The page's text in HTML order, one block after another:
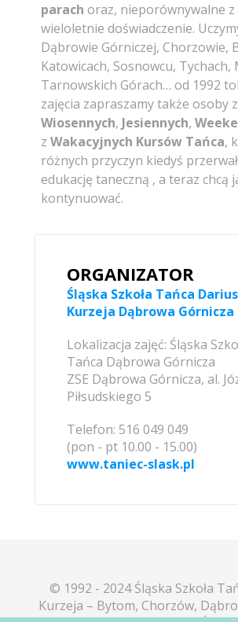
parach oraz, nieporównywalne z
wieloletnie doświadczenie.
Dąbrowie Górniczej, Chorzowie,
Katowicach, Sosnowcu, Tychach,
Tarnowskich Górach… od 1992
zajęcia zapraszamy także osoby z
Wiosennych, Jesiennych,
z Wakacyjnych Kursów Tańca,
różnych przyczyn kiedyś
edukację taneczną , a teraz chcą
kontynuować.
ORGANIZATOR
Śląska Szkoła Tańca
Kurzeja Dąbrowa Górnicza
Lokalizacja zajęć: Śląska
Tańca Dąbrowa Górnicza
ZSE Dąbrowa Górnicza, al.
Piłsudskiego 5
Telefon: 516 049 049
(pon - pt 10.00 - 15.00)
www.taniec-slask.pl
© 1992 - 2024 Śląska Szkoła
Kurzeja – Bytom, Chorzów,